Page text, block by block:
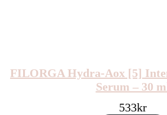
FILORGA Hydra-Aox [5]
Serum – 30
533kr